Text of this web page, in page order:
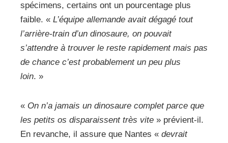
spécimens, certains ont un pourcentage plus
faible. « L’équipe allemande avait dégagé tout
l’arrière-train d’un dinosaure, on pouvait
s’attendre à trouver le reste rapidement mais pas
de chance c’est probablement un peu plus
loin. »
« On n’a jamais un dinosaure complet parce que
les petits os disparaissent très vite » prévient-il.
En revanche, il assure que Nantes « devrait